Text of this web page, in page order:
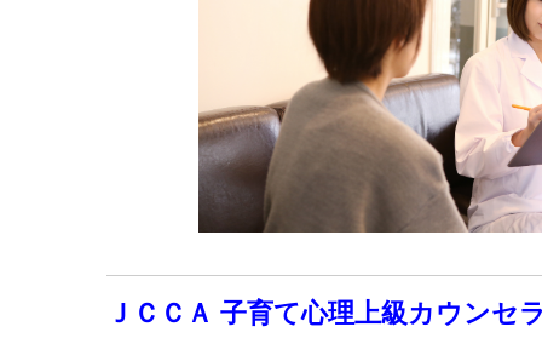
ＪＣＣＡ 子育て心理上級カウンセ